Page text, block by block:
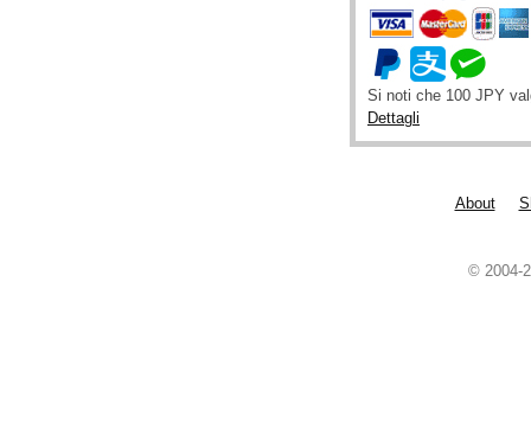
Si noti che 100 JPY
Dettagli
About
© 2004-